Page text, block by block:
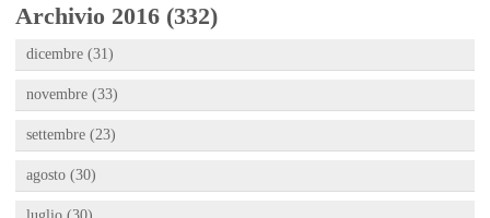
Archivio 2016 (332)
dicembre (31)
novembre (33)
settembre (23)
agosto (30)